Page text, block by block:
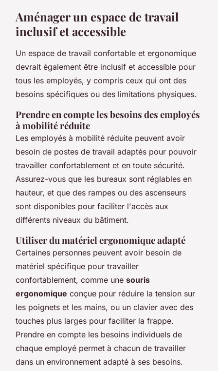
Aménager un espace de travail
inclusif et accessible
Un espace de travail confortable et ergonomique
devrait également être inclusif et accessible pour
tous les employés, y compris ceux qui ont des
besoins spécifiques ou des limitations physiques.
Prendre en compte les besoins des employés
à mobilité réduite
Les employés à mobilité réduite peuvent avoir
besoin de postes de travail adaptés pour pouvoir
travailler confortablement et en toute sécurité.
Assurez-vous que les bureaux sont réglables en
hauteur, et que des rampes ou des ascenseurs
sont disponibles pour faciliter l'accès aux
différents niveaux du bâtiment.
Utiliser du matériel ergonomique adapté
Certaines personnes peuvent avoir besoin de
matériel spécifique pour travailler
confortablement, comme une souris
ergonomique conçue pour réduire la tension sur
les poignets et les mains, ou un clavier avec des
touches plus larges pour faciliter la frappe.
Prendre en compte les besoins individuels de
chaque employé permet à chacun de travailler
dans un environnement adapté à ses besoins.